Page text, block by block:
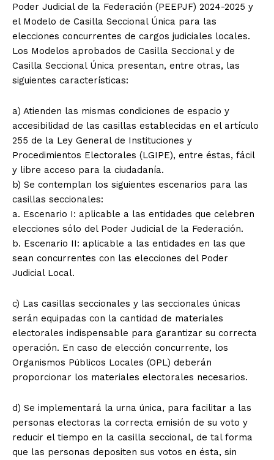
Poder Judicial de la Federación (PEEPJF) 2024-2025 y
el Modelo de Casilla Seccional Única para las
elecciones concurrentes de cargos judiciales locales.
Los Modelos aprobados de Casilla Seccional y de
Casilla Seccional Única presentan, entre otras, las
siguientes características:
a) Atienden las mismas condiciones de espacio y
accesibilidad de las casillas establecidas en el artículo
255 de la Ley General de Instituciones y
Procedimientos Electorales (LGIPE), entre éstas, fácil
y libre acceso para la ciudadanía.
b) Se contemplan los siguientes escenarios para las
casillas seccionales:
a. Escenario I: aplicable a las entidades que celebren
elecciones sólo del Poder Judicial de la Federación.
b. Escenario II: aplicable a las entidades en las que
sean concurrentes con las elecciones del Poder
Judicial Local.
c) Las casillas seccionales y las seccionales únicas
serán equipadas con la cantidad de materiales
electorales indispensable para garantizar su correcta
operación. En caso de elección concurrente, los
Organismos Públicos Locales (OPL) deberán
proporcionar los materiales electorales necesarios.
d) Se implementará la urna única, para facilitar a las
personas electoras la correcta emisión de su voto y
reducir el tiempo en la casilla seccional, de tal forma
que las personas depositen sus votos en ésta, sin